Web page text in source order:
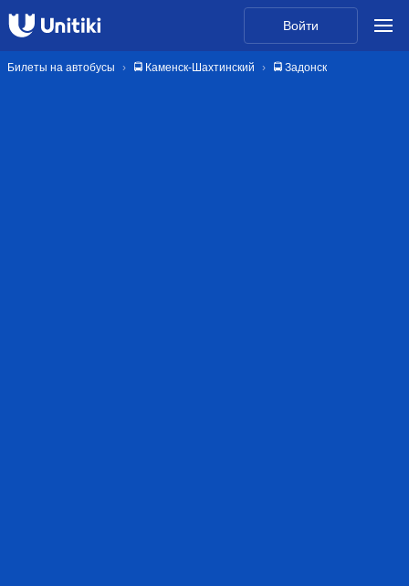
Войти
Билеты на автобусы 🚍 Каменск-Шахтинский 🚍 Задонск